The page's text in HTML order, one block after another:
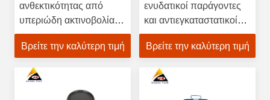
ανθεκτικότητας από
υπεριώδη ακτινοβολία
βερνίκι επίπλων Anjeka
6820 για ματ σκόνη
ακρυλικού εστέρα
Βρείτε την καλύτερη τιμή
ενυδατικοί παράγοντες
και αντιεγκαταστατικοί
παράγοντες για
συνδετικά με βάση
διαλύτες
Βρείτε την καλύτερη τιμή